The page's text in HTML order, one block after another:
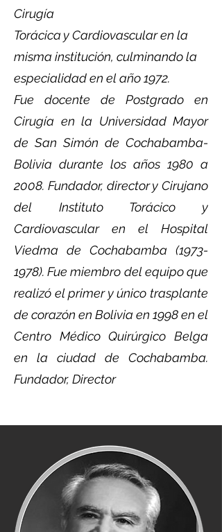
Cirugía
Torácica y Cardiovascular en la
misma institución, culminando la
especialidad en el año 1972.
Fue docente de Postgrado en
Cirugía en la Universidad Mayor
de San Simón de Cochabamba-
Bolivia durante los años 1980 a
2008. Fundador, director y Cirujano
del Instituto Torácico y
Cardiovascular en el Hospital
Viedma de Cochabamba (1973-
1978). Fue miembro del equipo que
realizó el primer y único trasplante
de corazón en Bolivia en 1998 en el
Centro Médico Quirúrgico Belga
en la ciudad de Cochabamba.
Fundador, Director